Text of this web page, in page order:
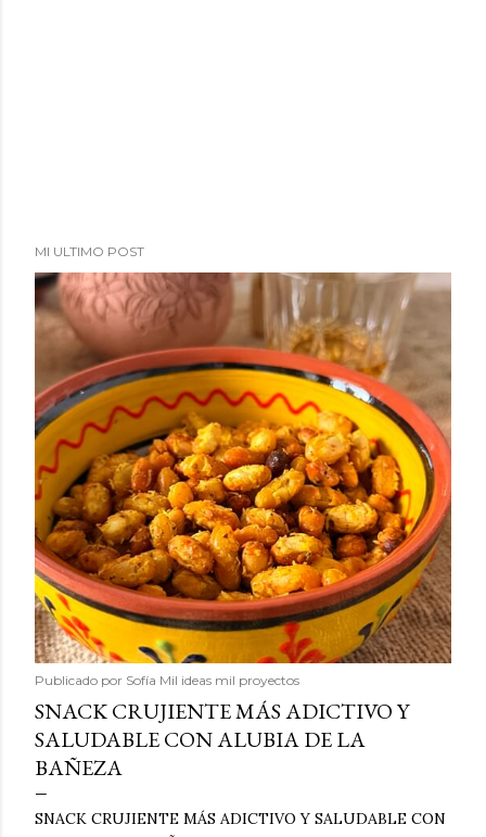
MI ULTIMO POST
Publicado por Sofía Mil ideas mil proyectos
SNACK CRUJIENTE MÁS ADICTIVO Y
SALUDABLE CON ALUBIA DE LA
BAÑEZA
SNACK CRUJIENTE MÁS ADICTIVO Y SALUDABLE CON